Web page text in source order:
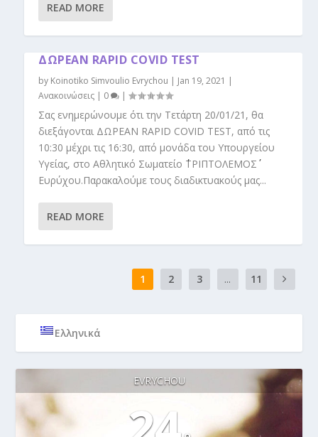
READ MORE
ΔΩΡΕΑΝ RAPID COVID TEST
by Koinotiko Simvoulio Evrychou | Jan 19, 2021 |
Ανακοινώσεις | 0 |
Σας ενημερώνουμε ότι την Τετάρτη 20/01/21, θα
διεξάγονται ΔΩΡΕΑΝ RAPID COVID TEST, από τις
10:30 μέχρι τις 16:30, από μονάδα του Υπουργείου
Υγείας, στο Αθλητικό Σωματείο ΄΄ΤΡΙΠΤΟΛΕΜΟΣ΄΄
Ευρύχου.Παρακαλούμε τους διαδικτυακούς μας...
READ MORE
1 2 3 ... 11
Ελληνικά
EVRYCHOU